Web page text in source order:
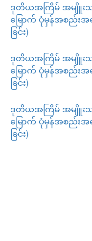
ဒုတိယအကြိမ် အမျိူး
မြောက် ပုံမှန်အစည်းအ
ခြင်း)
ဒုတိယအကြိမ် အမျိူး
မြောက် ပုံမှန်အစည်းအ
ခြင်း)
ဒုတိယအကြိမ် အမျိူး
မြောက် ပုံမှန်အစည်းအ
ခြင်း)